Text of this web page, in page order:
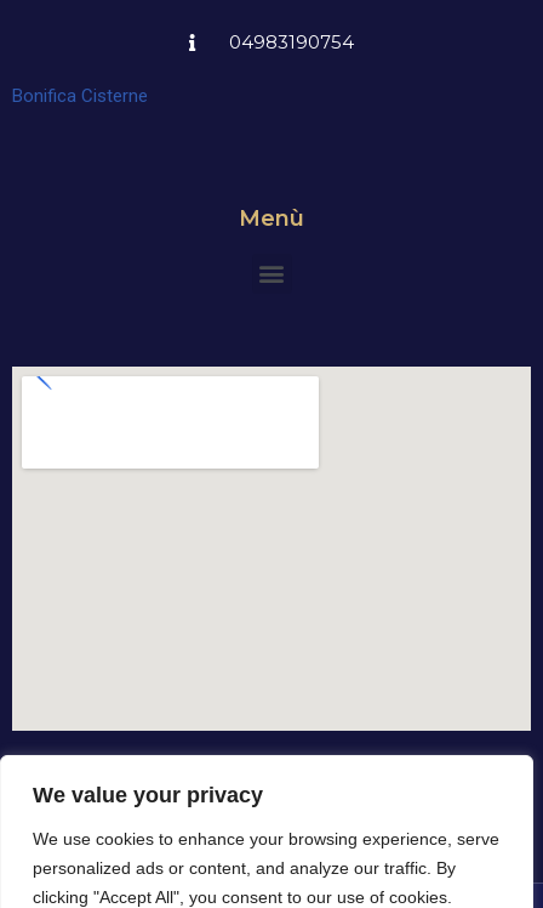
We value your privacy
We use cookies to enhance your browsing experience, serve
personalized ads or content, and analyze our traffic. By
clicking "Accept All", you consent to our use of cookies.
04983190754
Bonifica Cisterne
Menù